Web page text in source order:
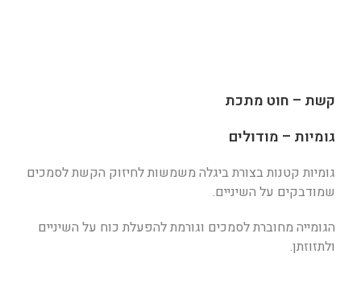
קשת – חוט מתכת
גומיות – מודולים
גומיות קטנות בצורת ביגלה משמשות לחיזוק הקשת לסמכים
שמודבקים על השיניים.
הגומייה מחוברת לסמכים וגורמת להפעלת כוח על השיניים
ולתזוזתן.